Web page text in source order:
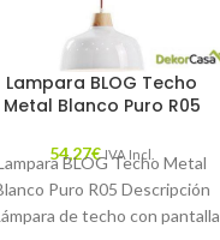
Lampara BLOG Techo
Metal Blanco Puro R05
54,27€ IVA Incl.
BLOG Techo Metal
Puro R05 Descripción
de techo con pantalla